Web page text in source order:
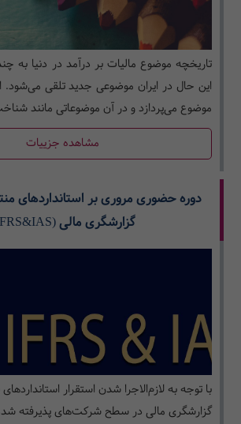
تاریخچه موضوع مالیات بر درآمد در دنیا به
موضوع می‌پردازد و در آن موضوعاتی مانند
مشاهده جزییات
دوره حضوری مروری بر استانداردهای
گزارشگری مالی (IFRS&IAS)
با توجه به لازم‌الاجرا شدن استقرار استانداردهای
گزارشگری مالی در سطح شرکت­‌های پذیرفته­ شده